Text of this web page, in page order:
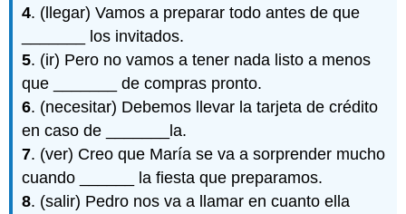
4. (llegar) Vamos a preparar todo antes de que
_______ los invitados.
5. (ir) Pero no vamos a tener nada listo a menos
que _______ de compras pronto.
6. (necesitar) Debemos llevar la tarjeta de crédito
en caso de _______la.
7. (ver) Creo que María se va a sorprender mucho
cuando ______ la fiesta que preparamos.
8. (salir) Pedro nos va a llamar en cuanto ella